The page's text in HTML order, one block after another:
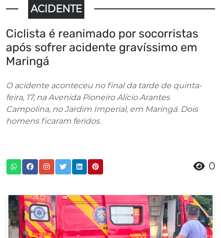
ACIDENTE
Ciclista é reanimado por socorristas
após sofrer acidente gravíssimo em
Maringá
O acidente aconteceu no final da tarde de quinta-
feira, 17, na Avenida Pioneiro Alício Arantes
Campolina, no Jardim Imperial, em Maringá. Dois
homens ficaram feridos.
0